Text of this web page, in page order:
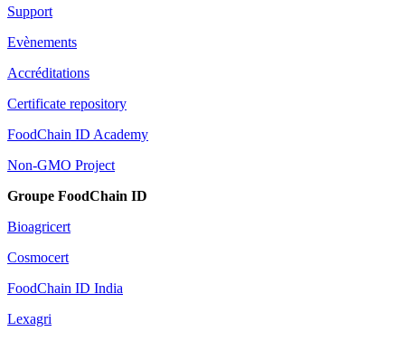
Support
Evènements
Accréditations
Certificate repository
FoodChain ID Academy
Non-GMO Project
Groupe FoodChain ID
Bioagricert
Cosmocert
FoodChain ID India
Lexagri